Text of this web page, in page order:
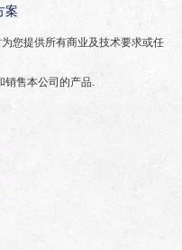
案
您提供所有商业及技术要求或任
售本公司的产品.